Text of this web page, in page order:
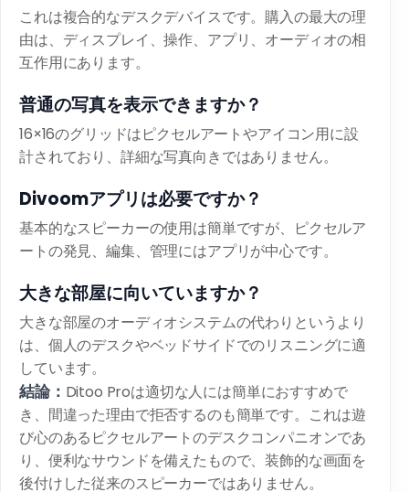
これは複合的なデスクデバイスです。購入の最大の理
由は、ディスプレイ、操作、アプリ、オーディオの相
互作用にあります。
普通の写真を表示できますか？
16×16のグリッドはピクセルアートやアイコン用に設
計されており、詳細な写真向きではありません。
Divoomアプリは必要ですか？
基本的なスピーカーの使用は簡単ですが、ピクセルア
ートの発見、編集、管理にはアプリが中心です。
大きな部屋に向いていますか？
大きな部屋のオーディオシステムの代わりというより
は、個人のデスクやベッドサイドでのリスニングに適
しています。
結論： Ditoo Proは適切な人には簡単におすすめで
き、間違った理由で拒否するのも簡単です。これは遊
び心のあるピクセルアートのデスクコンパニオンであ
り、便利なサウンドを備えたもので、装飾的な画面を
後付けした従来のスピーカーではありません。